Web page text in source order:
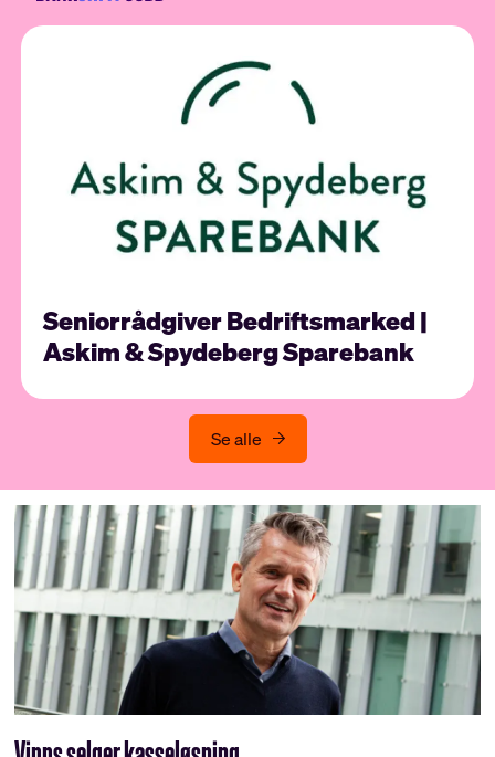
Seniorrådgiver Bedriftsmarked |
Askim & Spydeberg Sparebank
Se alle